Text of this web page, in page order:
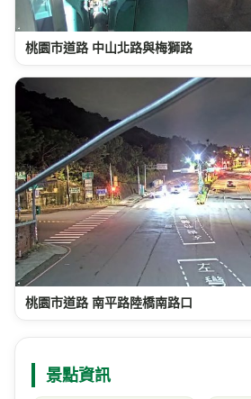
桃園市道路 中山北路與梅獅路
桃園市道路 南平路陸橋南路口
景點資訊